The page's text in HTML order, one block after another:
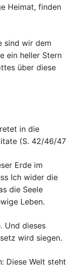
Heimat, finden
sind wir dem
ein heller Stern
über diese
in die
(S. 42/46/47
Erde im
Ich wider die
die Seele
Leben.
Und dieses
wird siegen.
Diese Welt steht